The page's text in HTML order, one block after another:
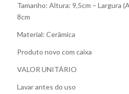
Tamanho: Altura: 9,5cm – Largura
8cm
Material: Cerâmica
Produto novo com caixa
VALOR UNITÁRIO
Lavar antes do uso